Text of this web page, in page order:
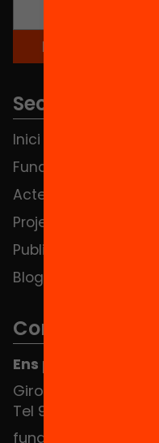
Seccions
Inici
Fundació
Actes
Projectes
Publicacions i vídeos
Blog
Contacte
Ens pots trobar al
Girona 34, interior
Tel 934 588 700